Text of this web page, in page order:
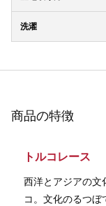
洗濯
商品の特徴
トルコレース
西洋とアジアの文
コ。文化のるつぼ